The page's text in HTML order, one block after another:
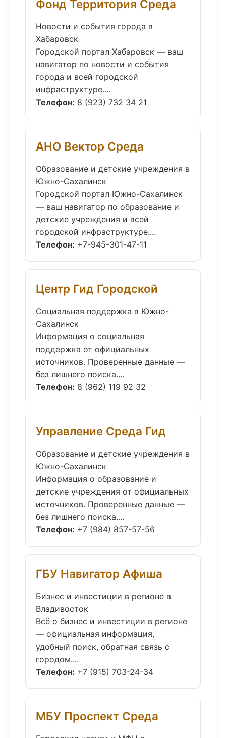
Фонд Территория Среда
Новости и события города в
Хабаровск
Городской портал Хабаровск — ваш
навигатор по новости и события
города и всей городской
инфраструктуре....
Телефон: 8 (923) 732 34 21
АНО Вектор Среда
Образование и детские учреждения в
Южно-Сахалинск
Городской портал Южно-Сахалинск
— ваш навигатор по образование и
детские учреждения и всей
городской инфраструктуре....
Телефон: +7-945-301-47-11
Центр Гид Городской
Социальная поддержка в Южно-
Сахалинск
Информация о социальная
поддержка от официальных
источников. Проверенные данные —
без лишнего поиска....
Телефон: 8 (962) 119 92 32
Управление Среда Гид
Образование и детские учреждения в
Южно-Сахалинск
Информация о образование и
детские учреждения от официальных
источников. Проверенные данные —
без лишнего поиска....
Телефон: +7 (984) 857-57-56
ГБУ Навигатор Афиша
Бизнес и инвестиции в регионе в
Владивосток
Всё о бизнес и инвестиции в регионе
— официальная информация,
удобный поиск, обратная связь с
городом....
Телефон: +7 (915) 703-24-34
МБУ Проспект Среда